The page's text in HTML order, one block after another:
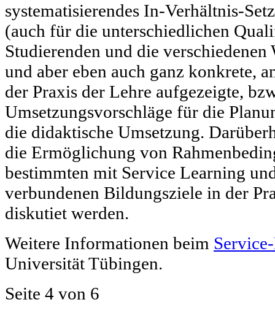
systematisierendes In-Verhältnis-
(auch für die unterschiedlichen
Studierenden und die
und aber eben auch ganz konkrete,
der Praxis der Lehre aufgezeigte,
Umsetzungsvorschläge für die
die didaktische Umsetzung.
die Ermöglichung von
bestimmten mit Service Learning
verbundenen Bildungsziele in der
diskutiet werden.
Weitere Informationen beim
Universität Tübingen.
Seite 4 von 6